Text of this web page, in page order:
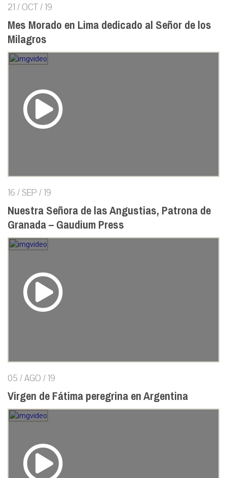
21 / OCT / 19
Mes Morado en Lima dedicado al Señor de los
Milagros
16 / SEP / 19
Nuestra Señora de las Angustias, Patrona de
Granada – Gaudium Press
05 / AGO / 19
Virgen de Fátima peregrina en Argentina